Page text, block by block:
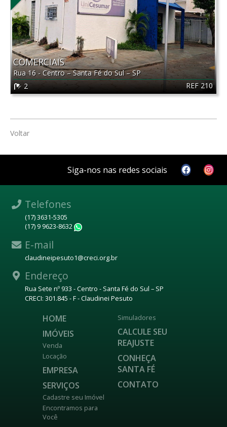
REF 210
COMERCIAIS
Rua 16 - Centro–Santa Fé do Sul–SP
2
Voltar
Siga-nos nas redes sociais
Telefones
(17) 3631-5305
(17) 9 9623-8632
E-mail
claudineipesuto1@creci.org.br
Endereço
Rua Sete nº 933 - Centro - Santa Fé do Sul – SP
CRECI: 301.845 - F - Claudinei Pesuto
HOME
IMÓVEIS
Venda
Locação
EMPRESA
SERVIÇOS
Cadastre seu Imóvel
Encontramos para
Você
Simuladores
CALCULE SEU
REAJUSTE
CONHEÇA
SANTA FÉ
CONTATO